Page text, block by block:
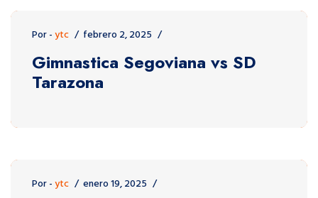
Por -ytc febrero 2, 2025
Gimnastica Segoviana vs SD
Tarazona
Por -ytc enero 19, 2025